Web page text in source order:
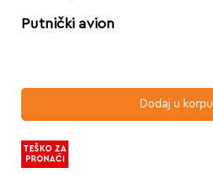
Putnički avion
Dodaj u korpu
TEŠKO ZA
PRONAĆI